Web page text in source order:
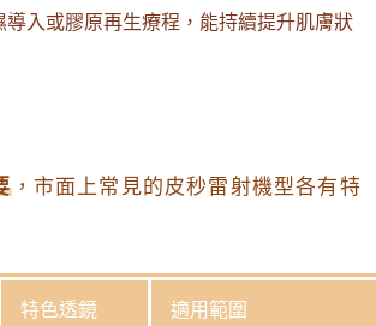
導入或膠原再生療程，能持續提升肌膚狀
，市面上常見的皮秒雷射機型各有特
特色透鏡 適用範圍